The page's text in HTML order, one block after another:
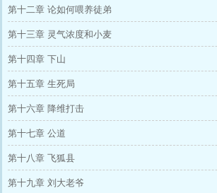
第十二章 论如何喂养徒弟
第十三章 灵气浓度和小麦
第十四章 下山
第十五章 生死局
第十六章 降维打击
第十七章 公道
第十八章 飞狐县
第十九章 刘大老爷